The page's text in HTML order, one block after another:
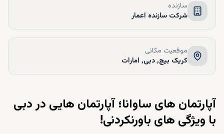
سازنده
شرکت سازنده اعمار
موقعیت مکانی
کریک بیچ, دبی, امارات
آپارتمان های ساوانا؛ آپارتمان هایی در دبی
با ویژگی های باورنکردنی!